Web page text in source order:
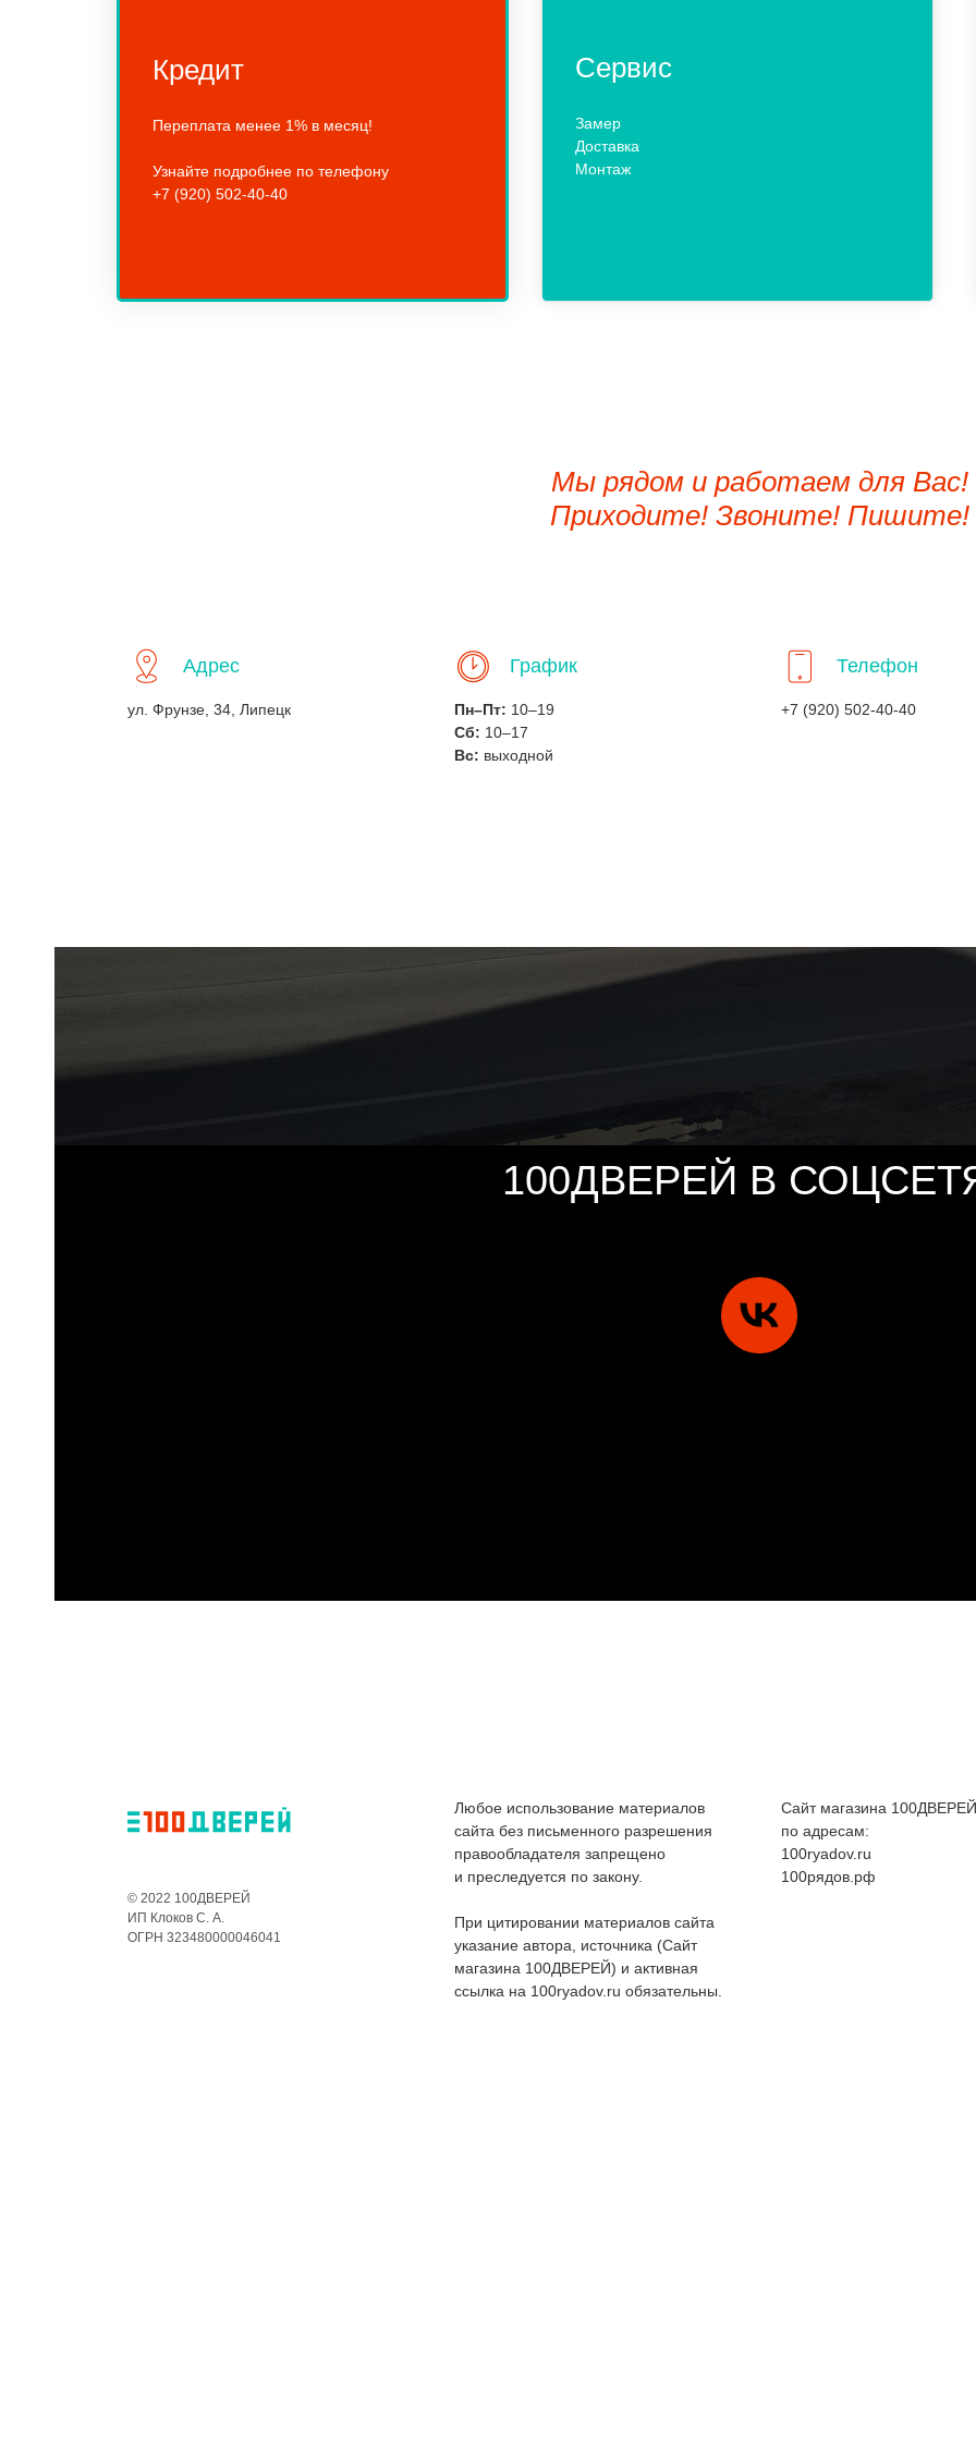
Кредит
Переплата менее 1% в месяц!
Узнайте подробнее по телефону
+7 (920) 502-40-40
Сервис
Замер
Доставка
Монтаж
Мы рядом и работаем для Вас!
Приходите! Звоните! Пишите!
Адрес
ул. Фрунзе, 34, Липецк
График
Пн–Пт: 10–19
Сб: 10–17
Вс: выходной
Телефон
+7 (920) 502-40-40
100ДВЕРЕЙ В
© 2022 100ДВЕРЕЙ
ИП Клоков С. А.
ОГРН 323480000046041
Любое использование материалов
сайта без письменного разрешения
правообладателя запрещено
и преследуется по закону.
При цитировании материалов сайта
указание автора, источника (Сайт
магазина 100ДВЕРЕЙ) и активная
ссылка на 100ryadov.ru обязательны.
Сайт магазина
по адресам:
100ryadov.ru
100рядов.рф